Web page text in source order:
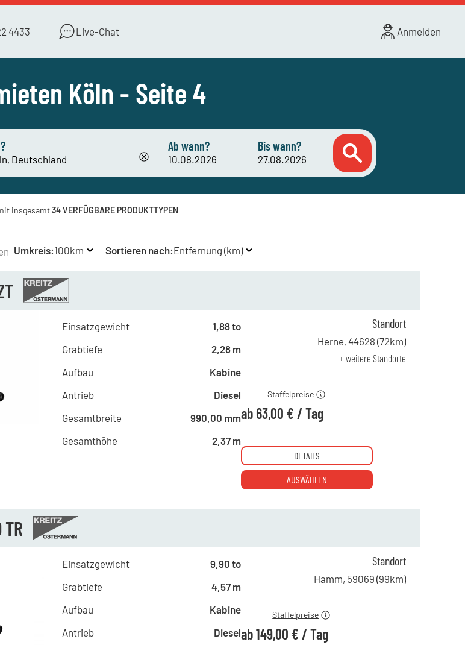
4433 Live-Chat Anmelden
Köln - Seite 4
Ab wann? Bis wann?
insgesamt34 VERFÜGBARE PRODUKTTYPEN
Umkreis:100km Sortieren nach:Entfernung (km)
Einsatzgewicht
1,88 to
Grabtiefe
2,28 m
Aufbau
Kabine
Antrieb
Diesel
Gesamtbreite
990,00 mm
Gesamthöhe
2,37 m
116,00 €
ab 5 Tagen
ab 22 Tagen
Staffelpreise
ab 63,00 € /Tag
Standort
Herne, 44628 (72km)
+ weitere Standorte
DETAILS
AUSWÄHLEN
Einsatzgewicht
9,90 to
Grabtiefe
4,57 m
Aufbau
Kabine
Antrieb
Diesel
ab 1 Tag
220,00 €
ab 22 Tagen
Staffelpreise
ab149,00 € /Tag
Standort
Hamm, 59069 (99km)